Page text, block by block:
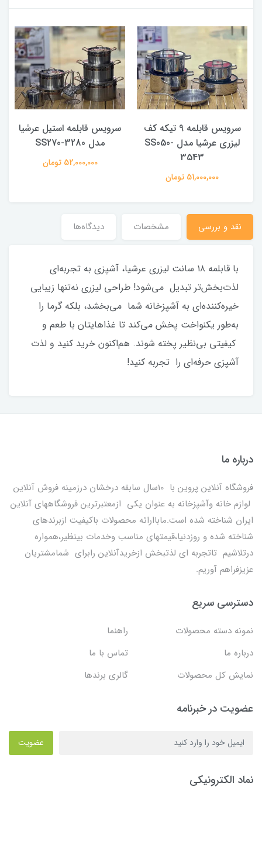
سرویس قابلمه 9 تیکه کف
لیزری عرشیا مدل SS050-
3543
51,000,000 تومان
سرویس قابلمه استیل عرشیا
مدل SS270-3280
52,000,000 تومان
نقد و بررسی مشخصات دیدگاه‌ها
با قابلمه ۱۸ سانت لیزری عرشیا، آشپزی به تجربه‌ای
لذت‌بخش‌تر تبدیل می‌شود! طراحی لیزری نه‌تنها زیبایی
خیره‌کننده‌ای به آشپزخانه شما می‌بخشد، بلکه گرما را
به‌طور یکنواخت پخش می‌کند تا غذاهایتان با طعم و
کیفیتی بی‌نظیر پخته شوند. هم‌اکنون خرید کنید و لذت
آشپزی حرفه‌ای را تجربه کنید!
درباره ما
فروشگاه آنلاین پروین با 10سال سابقه درخشان درزمینه فروش آنلاین
لوازم خانه وآشپزخانه به عنوان یکی ازمعتبرترین فروشگاههای آنلاین
ایران شناخته شده است.ماباارائه محصولات باکیفیت ازبرندهای
شناخته شده و روزدنیا،قیمتهای مناسب وخدمات بینظیر،همواره
درتلاشیم تاتجربه ای لذتبخش ازخریدآنلاین رابرای شمامشتریان
عزیزفراهم آوریم.
دسترسی سریع
نمونه دسته محصولات
راهنما
درباره ما
تماس با ما
نمایش کل محصولات
گالری برندها
عضویت در خبرنامه
عضویت
نماد الکترونیکی